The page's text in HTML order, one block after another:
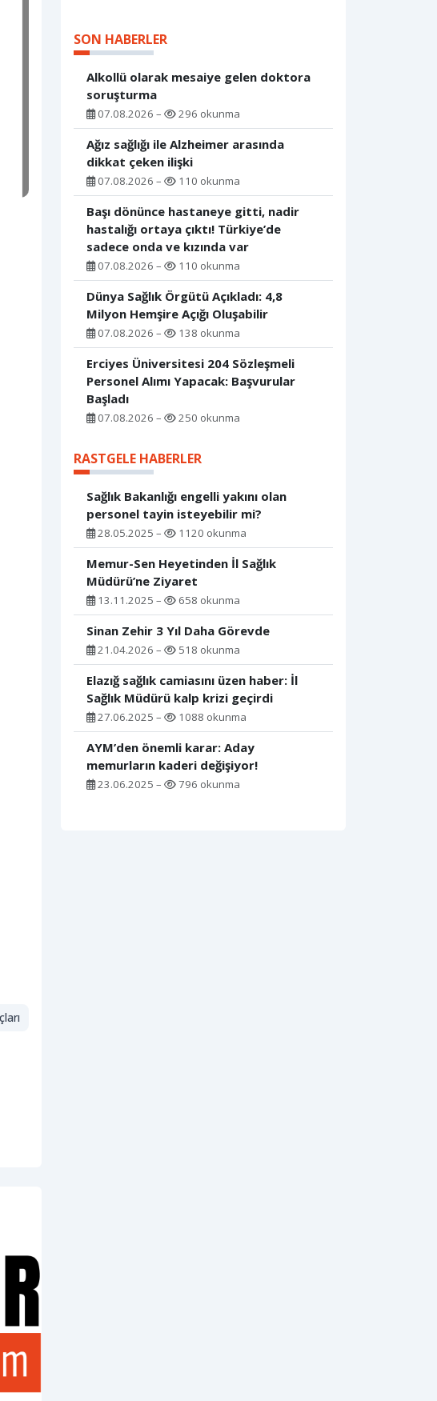
SON HABERLER
Alkollü olarak mesaiye gelen doktora
soruşturma
07.08.2026 – 296 okunma
Ağız sağlığı ile Alzheimer arasında
dikkat çeken ilişki
07.08.2026 – 110 okunma
Başı dönünce hastaneye gitti, nadir
hastalığı ortaya çıktı! Türkiye’de
sadece onda ve kızında var
07.08.2026 – 110 okunma
Dünya Sağlık Örgütü Açıkladı: 4,8
Milyon Hemşire Açığı Oluşabilir
07.08.2026 – 138 okunma
Erciyes Üniversitesi 204 Sözleşmeli
Personel Alımı Yapacak: Başvurular
Başladı
07.08.2026 – 250 okunma
RASTGELE HABERLER
Sağlık Bakanlığı engelli yakını olan
personel tayin isteyebilir mi?
28.05.2025 – 1120 okunma
Memur-Sen Heyetinden İl Sağlık
Müdürü’ne Ziyaret
13.11.2025 – 658 okunma
Sinan Zehir 3 Yıl Daha Görevde
21.04.2026 – 518 okunma
Elazığ sağlık camiasını üzen haber: İl
Sağlık Müdürü kalp krizi geçirdi
27.06.2025 – 1088 okunma
AYM’den önemli karar: Aday
memurların kaderi değişiyor!
23.06.2025 – 796 okunma